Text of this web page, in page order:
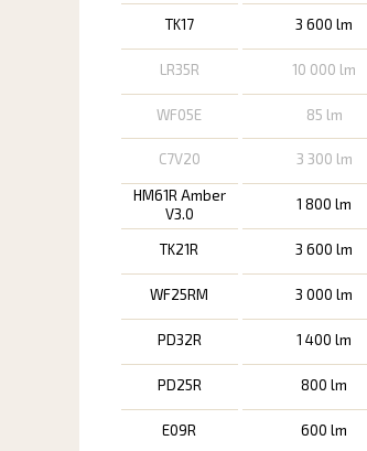
TK17
3 600 lm
LR35R
10 000 lm
WF05E
85 lm
C7V20 3 300 lm
HM61R Amber
V3.0
1 800 lm
TK21R
3 600 lm
WF25RM
3 000 lm
PD32R
1 400 lm
PD25R
800 lm
E09R
600 lm